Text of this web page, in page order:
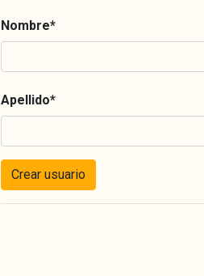
Nombre*
Apellido*
Crear usuario